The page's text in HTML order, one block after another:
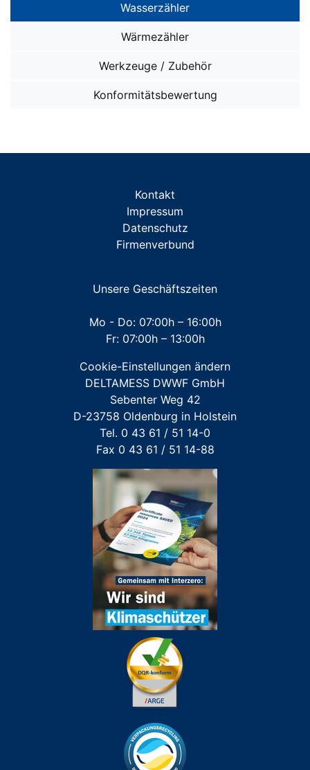
Wasserzähler
Wasserzähler SMART i OMS
Wasserzähler SMART M
Ventil-Installationen
ZUBEHÖR Messkapsel TKS
ZUBEHÖR Messkapsel KOAX G2
ZUBEHÖR Werkzeuge
Großwasserzähler
Für FREMDFABRIKATE: Wasserzähler für Austausch-
und Erstinstallation
Wärmezähler
Wärmezähler SMART W OMS
Wärmezähler ohne Funk
Werkzeuge / Zubehör
sonstiges ZUBEHÖR
Konformitätsbewertung
Kontakt
Impressum
Datenschutz
Firmenverbund
Unsere Geschäftszeiten
Mo - Do: 07:00h – 16:00h
Fr: 07:00h – 13:00h
Cookie-Einstellungen ändern
DELTAMESS DWWF GmbH
Sebenter Weg 42
D-23758 Oldenburg in Holstein
Tel. 0 43 61 / 51 14-0
Fax 0 43 61 / 51 14-88